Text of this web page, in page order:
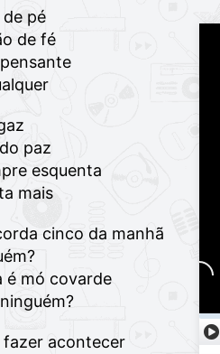
pé
de fé
paz
esquenta
mais
cinco da manhã
é mó covarde
fazer acontecer